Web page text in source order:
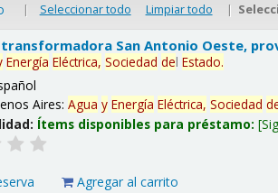
| Seleccionar todo Limpiar todo |
San Antonio Oeste,
Energía Eléctrica, Sociedad delEstado.
Aires:Agua y Energía Eléctrica, Sociedad
Ítems disponibles para préstamo:
Agregar al carrito